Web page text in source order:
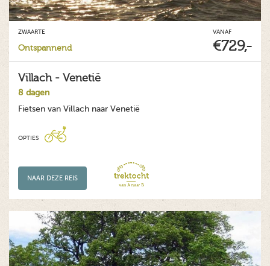
ZWAARTE
Ontspannend
VANAF
€729,-
Villach - Venetië
8 dagen
Fietsen van Villach naar Venetië
OPTIES
NAAR DEZE REIS